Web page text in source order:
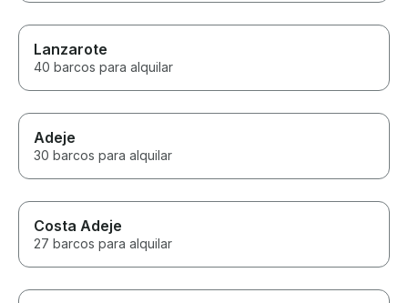
Lanzarote
40 barcos para alquilar
Adeje
30 barcos para alquilar
Costa Adeje
27 barcos para alquilar